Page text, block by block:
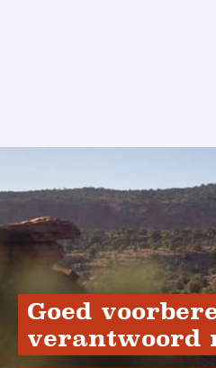
Goed
verantwoord